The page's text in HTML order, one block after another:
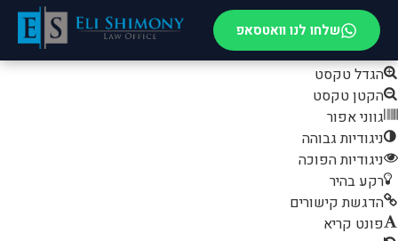
דילוג לתוכן
פתח סרגל נגישות
כלי נגישות
הגדל טקסט
הקטן טקסט
גווני אפור
ניגודיות גבוהה
ניגודיות הפוכה
רקע בהיר
הדגשת קישורים
פונט קריא
שלחו לנו וואטסאפ